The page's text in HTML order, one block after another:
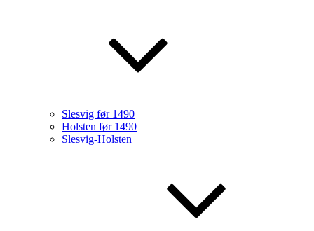
Slesvig før 1490
Holsten før 1490
Slesvig-Holsten